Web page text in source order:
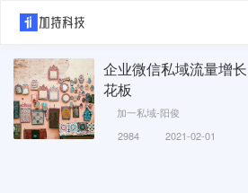
企业微信私域流量增
花板
加一私域-阳俊
2984
2021-02-01